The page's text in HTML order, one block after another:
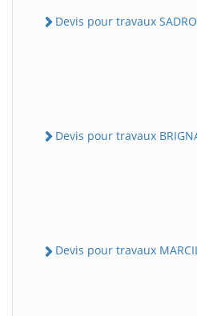
Devis pour travaux
Devis pour travaux
Devis pour travaux